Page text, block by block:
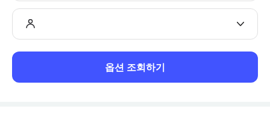
옵션 조회하기